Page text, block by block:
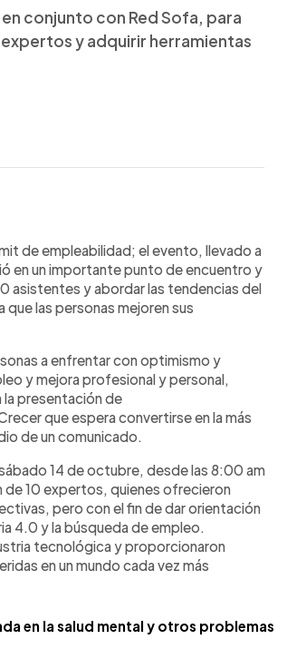
conjunto con Red Sofa, para
y adquirir herramientas
de empleabilidad; el evento, llevado a
en un importante punto de encuentro y
asistentes y abordar las tendencias del
las personas mejoren sus
a enfrentar con optimismo y
y mejora profesional y personal,
la presentación de
que espera convertirse en la más
de un comunicado.
14 de octubre, desde las 8:00 am
10 expertos, quienes ofrecieron
pero con el fin de dar orientación
4.0 y la búsqueda de empleo.
tecnológica y proporcionaron
en un mundo cada vez más
en la salud mental y otros problemas